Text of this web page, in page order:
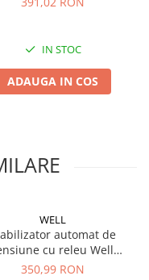
IN STOC
ADAUGA IN COS
WELL
automat de
cu releu Well
900W AVR-REL-
350,99 RON